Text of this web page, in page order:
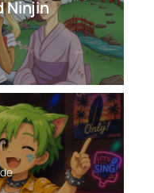
Ninjin